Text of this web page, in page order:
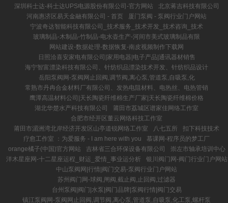
深圳科士达-科士达UPS电源股份有限公司-官方网站
北京蒋吉科技有限公司
河南惠济区易天金融有限公司 - 首页
厦门泵阀 - 泵阀行业门户网站
宁波奇达智能科技有限公司_技术服务_技术开发_技术咨询_技术
玻璃制品-木制品-竹制品-电水壶生产-河间市美式玻璃制品有限
网站建设-数据处理-数据恢复-南皮视频制作下载网
日照洽喜安家电有限公司|家用电器|电子产品|通讯器材销售
海宁智富漂染科技有限公司、针纺织品漂染技术开发、针纺织品设计
岳阳泵阀网-泵阀网止回阀,调节阀,离心泵,管道泵,自吸泵,化
常熟市丹冉合金材料厂有限公司、发热电阻材料、电热丝、电热管销
鹰潭高温材料公司|天长陶瓷纤维棉生产厂家|天长陶瓷纤维棉价格
湖北华楚水产科技有限公司
莆田市荔城区谱家佳网络工作室
合肥市经开区董云网络科技工作室
莆田市湄洲湾北岸经济开发区山亭道锐网络工作室
八七五所
扣下科技技术
疗愈工作室 ：为爱服务 - I am here with you
慕课网-程序员的梦工厂
orange橘子(中国)官方网站
吉林省三合环保设备有限公司
崇左市轴承培训中心
洋木星座网-十二星座运程_财运_爱情_事业运分析
银川阀门网-阀门行业门户网站
中山泵阀网|行情|阀门交易-泵阀行业门户网站
苏州阀门网-球阀,闸阀,截止阀,止回阀,过滤器
台州泵阀|阀门|水泵|阀门品牌|泵阀行情|阀门交易
镇江泵阀网-泵阀网止回阀,调节阀,离心泵,管道泵,自吸泵,化工泵,螺杆泵